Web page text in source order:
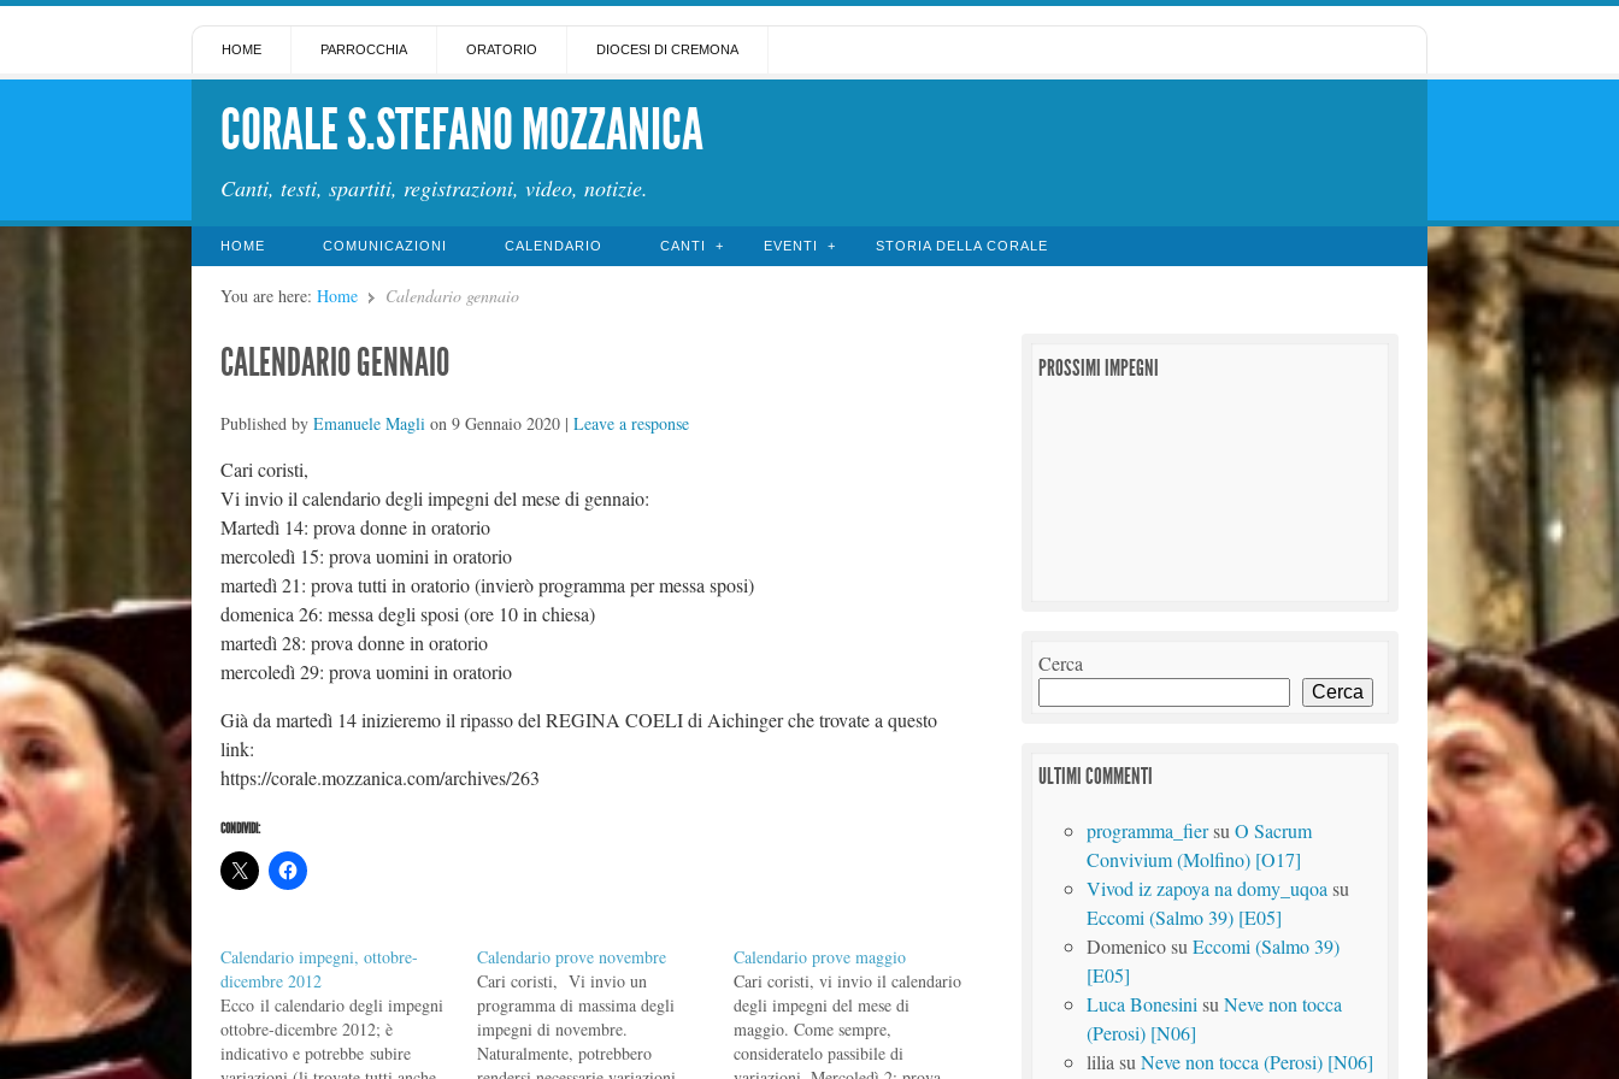
HOME PARROCCHIA ORATORIO DIOCESI DI CREMONA
CORALE S.STEFANO MOZZANICA
Canti, testi, spartiti, registrazioni, video, notizie.
HOME COMUNICAZIONI CALENDARIO CANTI EVENTI STORIA DELLA CORALE
You are here: Home Calendario gennaio
CALENDARIO GENNAIO
Published by Emanuele Maglion 9 Gennaio 2020| Leave a response
Cari coristi,
Vi invio il calendario degli impegni del mese di gennaio:
Martedì 14: prova donne in oratorio
mercoledì 15: prova uomini in oratorio
martedì 21: prova tutti in oratorio (invierò programma per messa sposi)
domenica 26: messa degli sposi (ore 10 in chiesa)
martedì 28: prova donne in oratorio
mercoledì 29: prova uomini in oratorio
Già da martedì 14 inizieremo il ripasso del REGINA COELI di Aichinger che trovate a questo
link:
https://corale.mozzanica.com/archives/263
CONDIVIDI:
Calendario impegni, ottobre-
dicembre 2012
Ecco il calendario degli impegni
ottobre-dicembre 2012; è
indicativo e potrebbe subire
Calendario prove novembre
Cari coristi, Vi invio un
programma di massima degli
impegni di novembre.
Naturalmente, potrebbero
Calendario prove maggio
Cari coristi, vi invio il calendario
degli impegni del mese di
maggio. Come sempre,
consideratelo passibile di
PROSSIMI IMPEGNI
Cerca
Cerca
ULTIMI COMMENTI
programma_fiersuO Sacrum
Convivium (Molfino) [O17]
Vivod iz zapoya na domy_uqoa su
Eccomi (Salmo 39) [E05]
DomenicosuEccomi (Salmo 39)
[E05]
Luca Bonesini suNeve non tocca
(Perosi) [N06]
lilia suNeve non tocca (Perosi) [N06]